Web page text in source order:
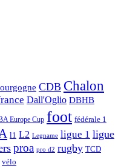
CDB Chalon
Dall'Oglio DBHB
Europe Cup foot fédérale 1
l1 L2 Legname ligue 1 ligue
proa pro d2 rugby TCD
vélo